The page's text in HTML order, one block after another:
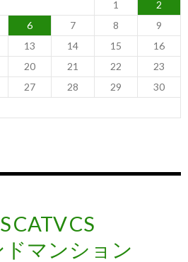
1
2
6 7 8
9
13 14 15
16
20 21 22
23
27 28 29
30
CATVCS
ドマンション